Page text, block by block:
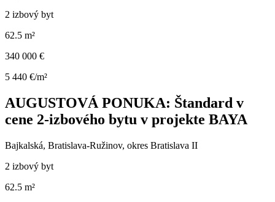
2 izbový byt
62.5 m²
340 000 €
5 440 €/m²
AUGUSTOVÁ PONUKA: Štandard v
cene 2-izbového bytu v projekte BAYA
Bajkalská, Bratislava-Ružinov, okres Bratislava II
2 izbový byt
62.5 m²